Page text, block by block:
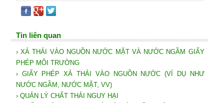
Tin liên quan
› XẢ THẢI VÀO NGUỒN NƯỚC MẶT VÀ NƯỚC NGẦM GIẤY
PHÉP MÔI TRƯỜNG
› GIẤY PHÉP XẢ THẢI VÀO NGUỒN NƯỚC (VÍ DỤ NHƯ
NƯỚC NGẦM, NƯỚC MẶT, VV)
› QUẢN LÝ CHẤT THẢI NGUY HẠI